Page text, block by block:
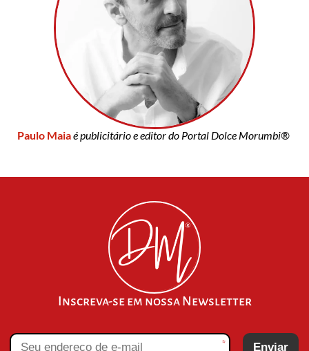
Paulo Maiaé publicitário e editor do Portal Dolce Morumbi®
Inscreva-se em nossa Newsletter
* Enviar